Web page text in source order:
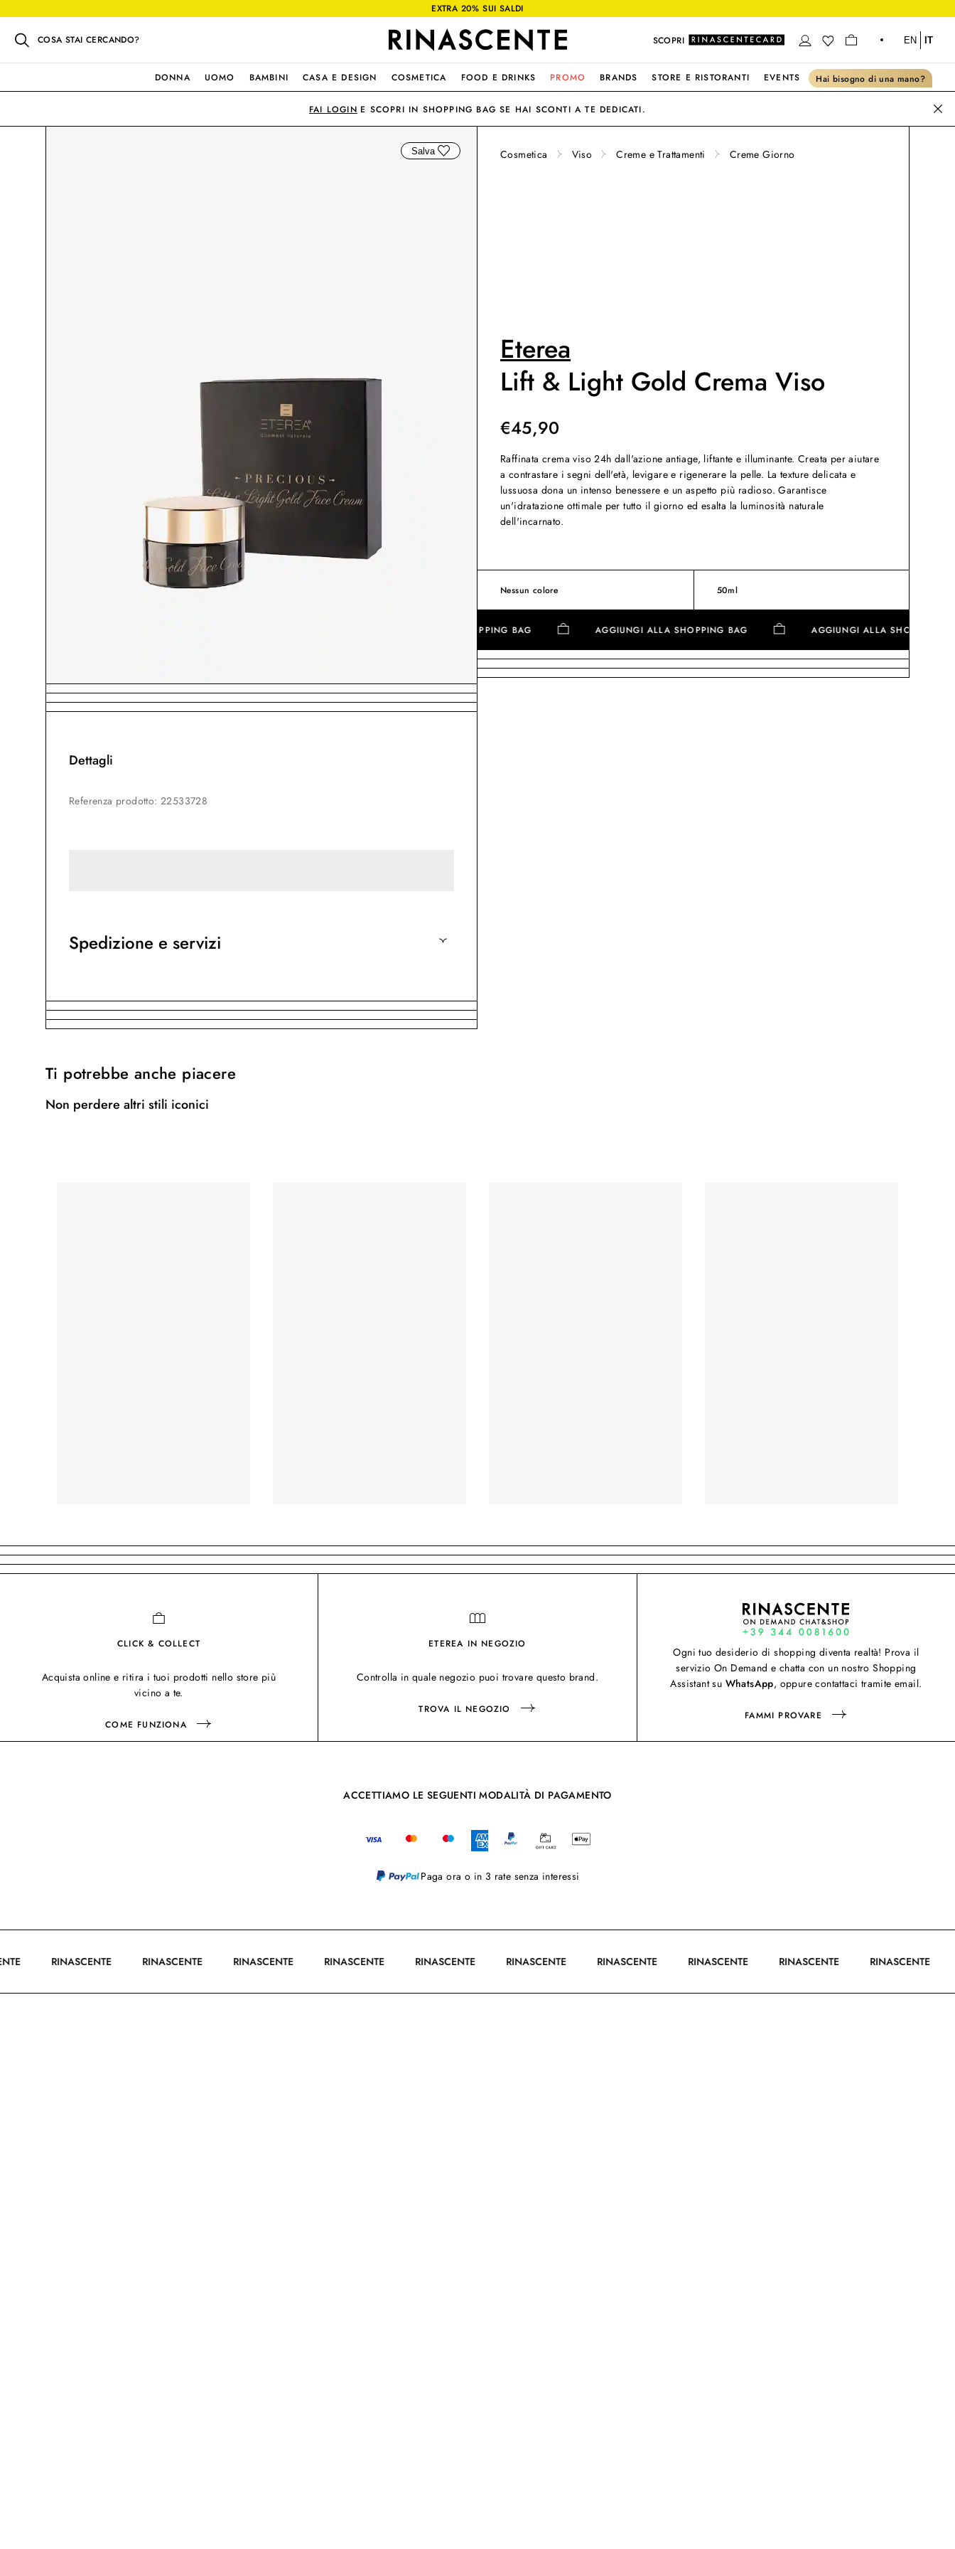
EXTRA 20% SUI SALDI
COSA STAI CERCANDO? SCOPRI EN IT
DONNA UOMO BAMBINI CASA E DESIGN COSMETICA FOOD E DRINKS PROMO BRANDS STORE E RISTORANTI EVENTS Hai bisogno di una mano?
FAI LOGIN E SCOPRI IN SHOPPING BAG SE HAI SCONTI A TE DEDICATI.
Salva
Dettagli
Referenza prodotto:22533728
Spedizione e servizi
Cosmetica Viso Creme e Trattamenti Creme Giorno
Eterea
Lift & Light Gold Crema Viso
€45,90
Raffinata crema viso 24h dall'azione antiage, liftante e illuminante. Creata per aiutare
a contrastare i segni dell'età, levigare e rigenerare la pelle. La texture delicata e
lussuosa dona un intenso benessere e un aspetto più radioso. Garantisce
un'idratazione ottimale per tutto il giorno ed esalta la luminosità naturale
dell'incarnato.
Nessun colore 50ml
AGGIUNGI ALLA SHOPPING BAG AGGIUNGI ALLA SHOPPING BAG AGGIUNGI ALLA
Ti potrebbe anche piacere
Non perdere altri stili iconici
CLICK & COLLECT
Acquista online e ritira i tuoi prodotti nello store più
vicino a te.
COME FUNZIONA
ETEREA IN NEGOZIO
Controlla in quale negozio puoi trovare questo brand.
TROVA IL NEGOZIO
Ogni tuo desiderio di shopping diventa realtà! Prova il
servizio On Demand e chatta con un nostro Shopping
Assistant su WhatsApp, oppure contattaci tramite email.
FAMMI PROVARE
ACCETTIAMO LE SEGUENTI MODALITÀ DI PAGAMENTO
Paga ora o in 3 rate senza interessi
RINASCENTE RINASCENTE RINASCENTE RINASCENTE RINASCENTE RINASCENTE RINASCENTE RINASCENTE RINASCENTE RINASCENTE